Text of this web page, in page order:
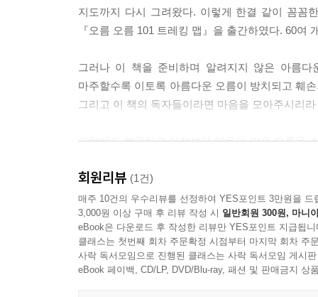
지도까지 다시 그려왔다. 이렇게 한결 같이 꼼꼼
『오름 오름 101 트레킹 맵』을 출간하였다. 60
그러나 이 책을 준비하며 알려지지 않은 아름
마주할수록 이토록 아름다운 오름이 방치되고 훼
그리고 이 책의 독자들이라면 마음을 모아주시리
그럼에도 불구하고 이전보다 더욱더 많은 오름을
--- 「Epilogue」 중에서
오름은 어떤 모양일까?
전체 모양을 가늠하기가 쉽지 않은 오름. 저자는
의 그 맨얼굴을 역시나 저자가 직접 그렸다. 개성
회원리뷰 (1건)
매주 10건의 우수리뷰를 선정하여 YES포인트 3만원을 드
3,000원 이상 구매 후 리뷰 작성 시 일반회원 300원, 마니
eBook은 다운로드 후 작성한 리뷰만 YES포인트 지급됩니
클래스는 첫번째 회차 주문확정 시점부터 마지막 회차 주
사락 독서모임으로 진행된 클래스는 사락 독서모임 게시
eBook 페이백, CD/LP, DVD/Blu-ray, 패션 및 판매금지 상